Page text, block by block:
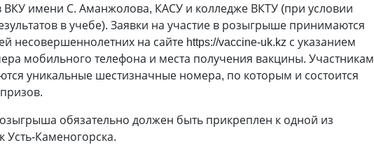
ВКУ имени С. Аманжолова, КАСУ и колледже ВКТУ (при условии
в учебе). Заявки на участие в розыгрыше принимаются
несовершеннолетних на сайте https://vaccine-uk.kz с указанием
мобильного телефона и места получения вакцины. Участникам
уникальные шестизначные номера, по которым и состоится
обязательно должен быть прикреплен к одной из
Усть-Каменогорска.